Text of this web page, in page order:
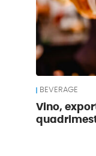
BEVERAGE
Vino,